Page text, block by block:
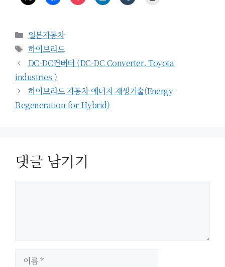
카
테
고
리
일본자동차
태
그
하이브리드
DC-DC컨버터 (DC-DC Converter, Toyota
industries )
하이브리드 자동차 에너지 재생기술(Energy
Regeneration for Hybrid)
댓글 남기기